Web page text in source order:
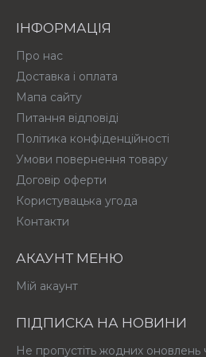
ІНФОРМАЦІЯ
Про нас
Доставка і оплата
Мапа сайту
Питання відповіді
Політика конфіденційності
Умови повернення товару
Договір оферти
Користувацька угода
Контакти
АКАУНТ МЕНЮ
Мій акаунт
ПІДПИСКА НА НОВИНИ
Не пропустіть жодних оновлень